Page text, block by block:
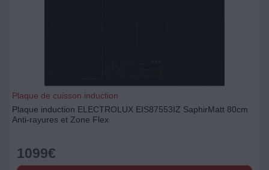
Plaque de cuisson induction
Plaque induction ELECTROLUX EIS87553IZ SaphirMatt 80cm
Anti-rayures et Zone Flex
1099€